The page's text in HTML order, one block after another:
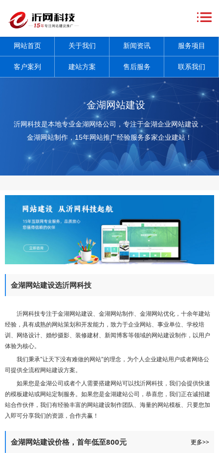
首
页
于
我
新
闻
服
网站首页 关于我们 新闻资讯 服务项目
客户案列 建站方案 售后服务 联系我们
金湖网站建设
沂网科技是本地专业金湖网络公司，专注于金湖企业网站建设，
金湖网站制作，15年网站推广经验服务多家企业建站！
金湖网站建设选沂网科技
沂网科技专注于金湖网站建设、金湖网站制作、金湖网站优化，十余年建站
经验，具有成熟的网站策划和开发能力，致力于企业网站、事业单位、学校培
训、网络设计、婚纱摄影、装修建材、新闻博客等领域的网站建设制作，以用户
体验为核心。
我们秉承"让天下没有难做的网站"的理念，为个人企业建站用户或者网络公
司提供全流程网站建设方案。
如果您是金湖公司或者个人需要搭建网站可以找沂网科技，我们会提供快速
的模板建站或网站定制服务。如果您是金湖建站公司，恭喜您，我们正在诚招建
站合作伙伴，我们有经验丰富的网站建设制作团队、海量的网站模板、只要您加
入即可分享我们的资源，合作共赢！
金湖网站建设价格，首年低至800元 更多>>